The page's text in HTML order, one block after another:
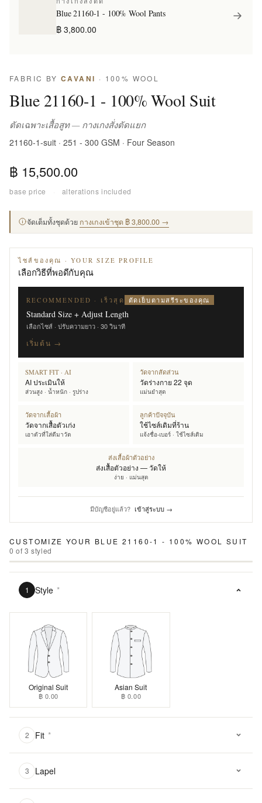
Blue 21160-1 - 100% Wool Pants
฿ 3,800.00
FABRIC BY CAVANI · 100% WOOL
Blue 21160-1 - 100% Wool Suit
ตัดเฉพาะเสื้อสูท — กางเกงสั่งตัดแยก
21160-1-suit · 251 - 300 GSM · Four Season
฿ 15,500.00
base price · alterations included
จัดเต็มทั้งชุดด้วย กางเกงเข้าชุด ฿ 3,800.00 →
ไซส์ของคุณ · YOUR SIZE PROFILE
เลือกวิธีที่พอดีกับคุณ
RECOMMENDED · เร็วสุด ตัดเย็บตามสรีระของคุณ
Standard Size + Adjust Length
เลือกไซส์ · ปรับความยาว · 30 วินาที
เริ่มต้น →
SMART FIT · AI
AI ประเมินให้
ส่วนสูง · น้ำหนัก · รูปร่าง
วัดจากสัดส่วน
วัดร่างกาย 22 จุด
แม่นยำสุด
วัดจากเสื้อผ้า
วัดจากเสื้อตัวเก่ง
เอาตัวที่ใส่ดีมาวัด
ลูกค้าปัจจุบัน
ใช้ไซส์เดิมที่ร้าน
แจ้งชื่อ-เบอร์ · ใช้ไซส์เดิม
ส่งเสื้อผ้าตัวอย่าง
ส่งเสื้อตัวอย่าง — วัดให้
ง่าย · แม่นสุด
มีบัญชีอยู่แล้ว? เข้าสู่ระบบ →
CUSTOMIZE YOUR BLUE 21160-1 - 100% WOOL SUIT
0 of3 styled
1 Style *
Original Suit
฿ 0.00
Asian Suit
฿ 0.00
2 Fit *
3 Lapel